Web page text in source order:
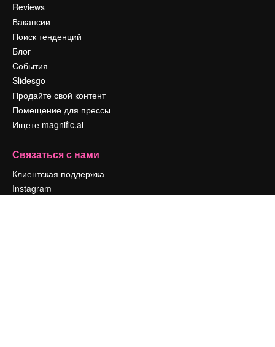
Reviews
Вакансии
Поиск тенденций
Блог
События
Slidesgo
Продайте свой контент
Помещение для прессы
Ищете magnific.ai
Связаться с нами
Клиентская поддержка
Instagram